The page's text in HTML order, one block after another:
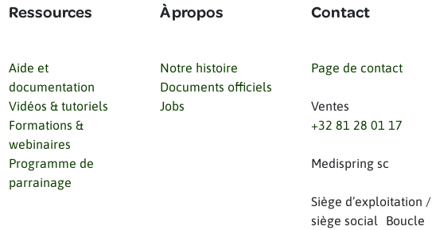
Ressources
Aide et
documentation
Vidéos & tutoriels
Formations &
webinaires
Programme de
parrainage
À propos
Notre histoire
Documents officiels
Jobs
Contact
Page de contact
Ventes
+32 81 28 01 17
Medispring sc
Siège d’exploitation /
siège social Boucle